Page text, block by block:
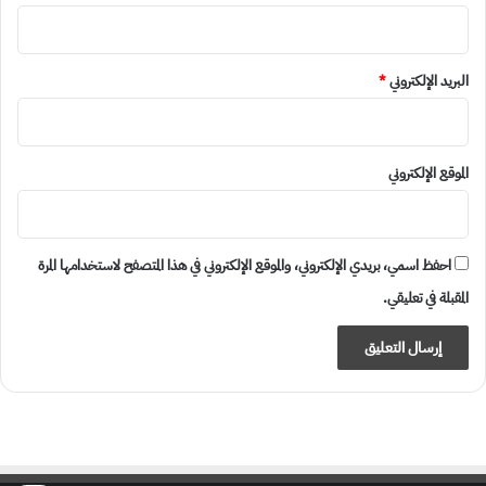
البريد الإلكتروني*
الموقع الإلكتروني
احفظ اسمي، بريدي الإلكتروني، والموقع الإلكتروني في هذا المتصفح لاستخدامها المرة
المقبلة في تعليقي.